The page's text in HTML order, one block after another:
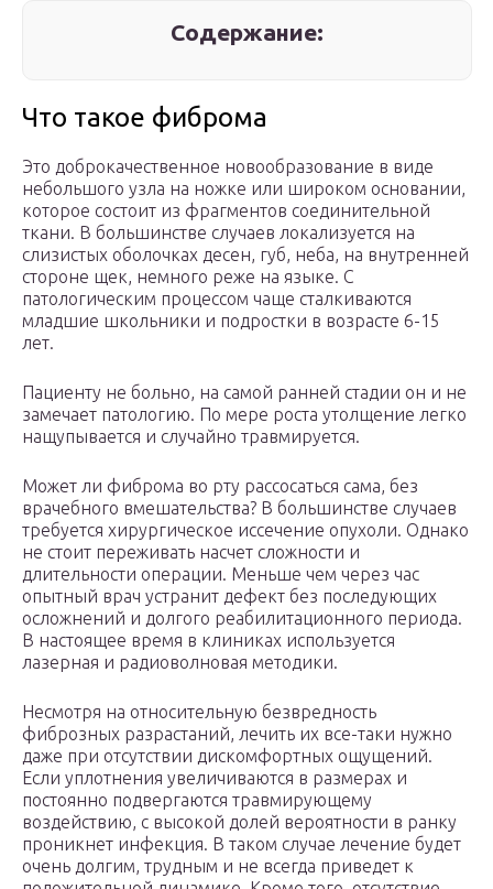
Содержание:
Что такое фиброма
Это доброкачественное новообразование в виде
небольшого узла на ножке или широком основании,
которое состоит из фрагментов соединительной
ткани. В большинстве случаев локализуется на
слизистых оболочках десен, губ, неба, на внутренней
стороне щек, немного реже на языке. С
патологическим процессом чаще сталкиваются
младшие школьники и подростки в возрасте 6-15
лет.
Пациенту не больно, на самой ранней стадии он и не
замечает патологию. По мере роста утолщение легко
нащупывается и случайно травмируется.
Может ли фиброма во рту рассосаться сама, без
врачебного вмешательства? В большинстве случаев
требуется хирургическое иссечение опухоли. Однако
не стоит переживать насчет сложности и
длительности операции. Меньше чем через час
опытный врач устранит дефект без последующих
осложнений и долгого реабилитационного периода.
В настоящее время в клиниках используется
лазерная и радиоволновая методики.
Несмотря на относительную безвредность
фиброзных разрастаний, лечить их все-таки нужно
даже при отсутствии дискомфортных ощущений.
Если уплотнения увеличиваются в размерах и
постоянно подвергаются травмирующему
воздействию, с высокой долей вероятности в ранку
проникнет инфекция. В таком случае лечение будет
очень долгим, трудным и не всегда приведет к